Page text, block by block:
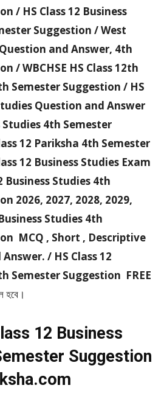
/ HS Class 12 Business
Suggestion / West
and Answer, 4th
/ WBCHSE HS Class 12th
Semester Suggestion / HS
Question and Answer
Studies 4th Semester
12 Pariksha 4th Semester
12 Business Studies Exam
Business Studies 4th
2026, 2027, 2028, 2029,
Studies 4th
MCQ , Short , Descriptive
/ HS Class 12
Semester Suggestion FREE
হবে।
12 Business
Suggestion